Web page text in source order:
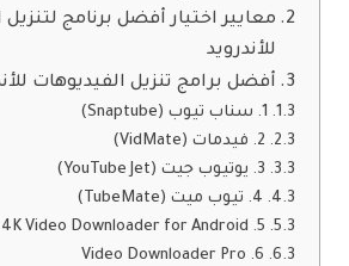
معايير اختيار أفضل برنامج
للأندرويد
أفضل برامج تنزيل الفيديوهات
1. سناب تيوب (Snaptube)
2. فيدمات (VidMate)
3. يوتيوب جيت (YouTube Jet)
4. تيوب ميت (TubeMate)
5. 4K Video Downloader for Android
6. Video Downloader Pro